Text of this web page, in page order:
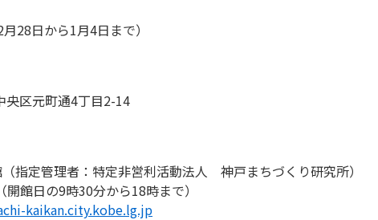
28日から1月4日まで）
区元町通4丁目2-14
指定管理者：特定非営利活動法人 神戸まちづくり研究所）
館日の9時30分から18時まで）
kaikan.city.kobe.lg.jp